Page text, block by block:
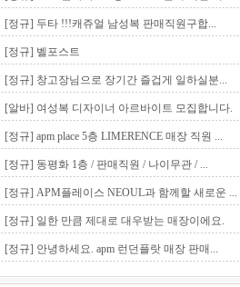
[정규] 두타 !!!캐쥬얼 남성복 판매직원구합...
[정규] 벨포스트
[정규] 창고장님으로 장기간 즐겁게 일하실분...
[알바] 여성복 디자이너 아르바이트 모집합니다.
[정규] apm place 5층 LIMERENCE 매장 직원 ...
[정규] 동평화 1층 / 판매직원 / 나이무관 / ...
[정규] APM플레이스 NEOUL과 함께할 새로운 ...
[정규] 일한 만큼 제대로 대우받는 매장이에요.
[정규] 안녕하세요. apm 런던플랏 매장 판매...